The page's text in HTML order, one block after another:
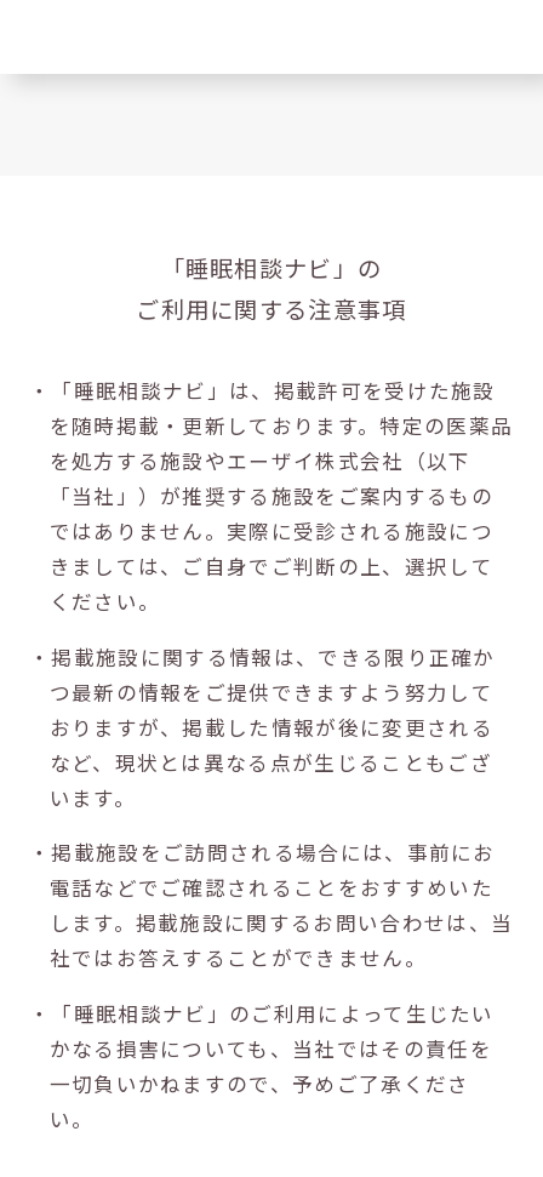
「睡眠相談ナビ」の
ご利用に関する注意事項
・「睡眠相談ナビ」は、掲載許可を受けた施設
を随時掲載・更新しております。特定の医薬品
を処方する施設やエーザイ株式会社（以下
「当社」）が推奨する施設をご案内するもの
ではありません。実際に受診される施設につ
きましては、ご自身でご判断の上、選択して
ください。
・掲載施設に関する情報は、できる限り正確か
つ最新の情報をご提供できますよう努力して
おりますが、掲載した情報が後に変更される
など、現状とは異なる点が生じることもござ
います。
・掲載施設をご訪問される場合には、事前にお
電話などでご確認されることをおすすめいた
します。掲載施設に関するお問い合わせは、当
社ではお答えすることができません。
・「睡眠相談ナビ」のご利用によって生じたい
かなる損害についても、当社ではその責任を
一切負いかねますので、予めご了承くださ
い。